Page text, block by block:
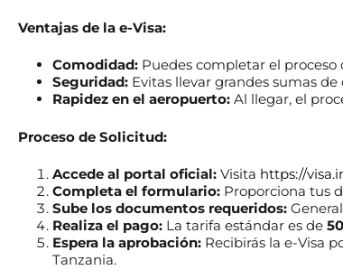
Ventajas de la e-Visa:
Comodidad:Puedes completar el proceso
Seguridad:Evitas llevar grandes sumas de
Rapidez en el aeropuerto:Al llegar, el
Proceso de Solicitud:
Accede al portal oficial:Visita https://
Completa el formulario:Proporciona tus
Sube los documentos requeridos:
Realiza el pago:La tarifa estándar es de
Espera la aprobación:Recibirás la e-Visa
Tanzania.